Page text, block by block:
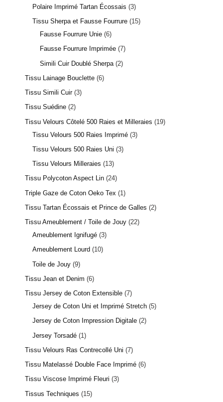
Polaire Imprimé Tartan Écossais 3
Tissu Sherpa et Fausse Fourrure 15
Fausse Fourrure Unie 6
Fausse Fourrure Imprimée 7
Simili Cuir Doublé Sherpa 2
Tissu Lainage Bouclette 6
Tissu Simili Cuir 3
Tissu Suédine 2
Tissu Velours Côtelé 500 Raies et Milleraies
19
Tissu Velours 500 Raies Imprimé 3
Tissu Velours 500 Raies Uni 3
Tissu Velours Milleraies
13
Tissu Polycoton Aspect Lin 24
Triple Gaze de Coton Oeko Tex
1
Tissu Tartan Écossais et Prince de Galles
2
Tissu Ameublement / Toile de Jouy 22
Ameublement Ignifugé 3
Ameublement Lourd
10
Toile de Jouy 9
Tissu Jean et Denim 6
Tissu Jersey de Coton Extensible 7
Jersey de Coton Uni et Imprimé Stretch 5
Jersey de Coton Impression Digitale 2
Jersey Torsadé 1
Tissu Velours Ras Contrecollé Uni 7
Tissu Matelassé Double Face Imprimé 6
Tissu Viscose Imprimé Fleuri 3
Tissus Techniques
15